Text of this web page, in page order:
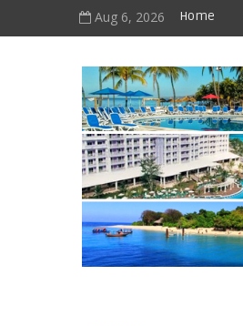
Aug 6, 2026 Home